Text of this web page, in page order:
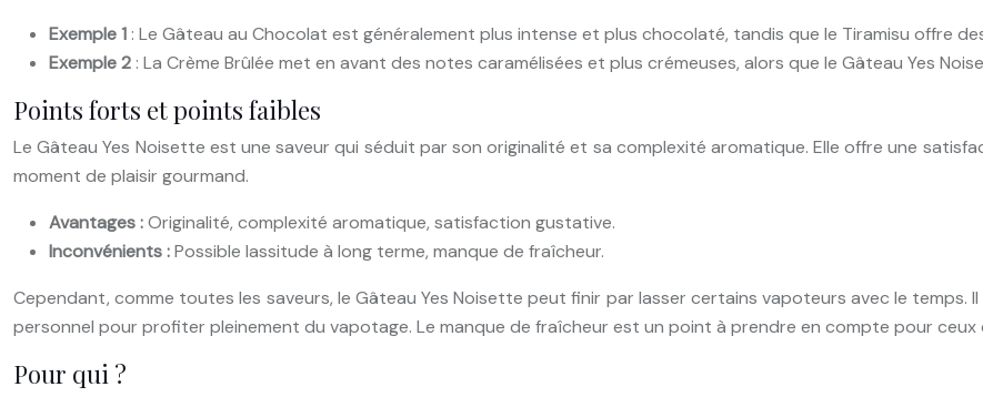
Exemple 1 : Le Gâteau au Chocolat est généralement plus intense et plus chocolaté, tandis que le Tiramisu offre
Exemple 2 : La Crème Brûlée met en avant des notes caramélisées et plus crémeuses, alors que le Gâteau Yes
Points forts et points faibles
Le Gâteau Yes Noisette est une saveur qui séduit par son originalité et sa complexité aromatique. Elle offre une
moment de plaisir gourmand.
Avantages :Originalité, complexité aromatique, satisfaction gustative.
Inconvénients :Possible lassitude à long terme, manque de fraîcheur.
Cependant, comme toutes les saveurs, le Gâteau Yes Noisette peut finir par lasser certains vapoteurs avec le
personnel pour profiter pleinement du vapotage. Le manque de fraîcheur est un point à prendre en compte pour
Pour qui ?